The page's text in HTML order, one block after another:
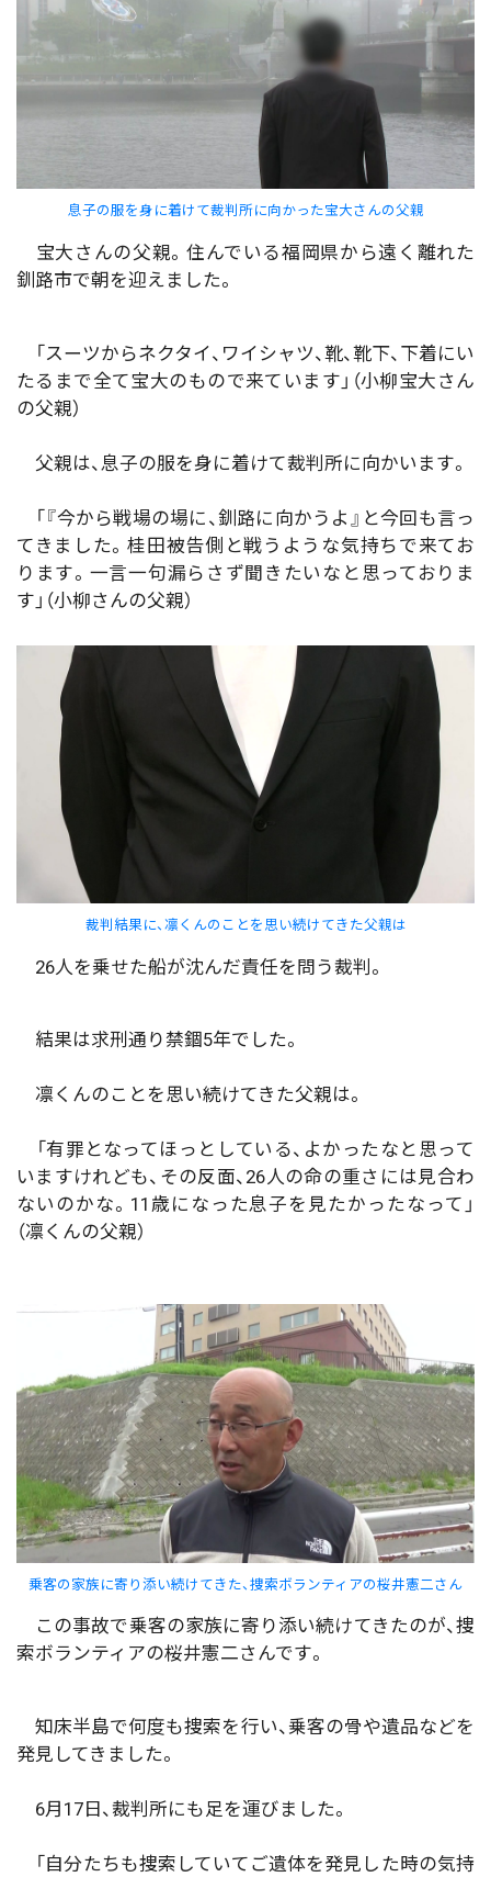
息子の服を身に着けて裁判所に向かった宝大さんの父親
宝大さんの父親。住んでいる福岡県から遠く離れた
釧路市で朝を迎えました。
「スーツからネクタイ、ワイシャツ、靴、靴下、下着にい
たるまで全て宝大のもので来ています」（小柳宝大さん
の父親）
父親は、息子の服を身に着けて裁判所に向かいます。
「『今から戦場の場に、釧路に向かうよ』と今回も言っ
てきました。桂田被告側と戦うような気持ちで来てお
ります。一言一句漏らさず聞きたいなと思っておりま
す」（小柳さんの父親）
裁判結果に、凛くんのことを思い続けてきた父親は
26人を乗せた船が沈んだ責任を問う裁判。
結果は求刑通り禁錮5年でした。
凛くんのことを思い続けてきた父親は。
「有罪となってほっとしている、よかったなと思って
いますけれども、その反面、26人の命の重さには見合わ
ないのかな。11歳になった息子を見たかったなって」
（凛くんの父親）
乗客の家族に寄り添い続けてきた、捜索ボランティアの桜井憲二さん
この事故で乗客の家族に寄り添い続けてきたのが、捜
索ボランティアの桜井憲二さんです。
知床半島で何度も捜索を行い、乗客の骨や遺品などを
発見してきました。
6月17日、裁判所にも足を運びました。
「自分たちも捜索していてご遺体を発見した時の気持